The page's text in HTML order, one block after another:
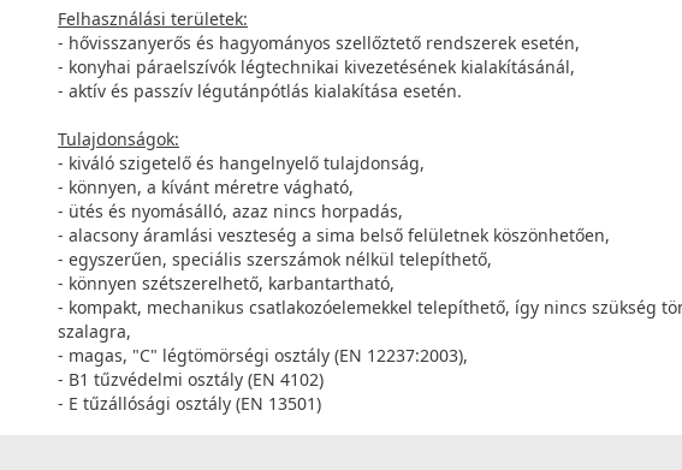
Felhasználási területek:
- hővisszanyerős és hagyományos szellőztető rendszerek esetén,
- konyhai páraelszívók légtechnikai kivezetésének kialakításánál,
- aktív és passzív légutánpótlás kialakítása esetén.
Tulajdonságok:
- kiváló szigetelő és hangelnyelő tulajdonság,
- könnyen, a kívánt méretre vágható,
- ütés és nyomásálló, azaz nincs horpadás,
- alacsony áramlási veszteség a sima belső felületnek köszönhetően,
- egyszerűen, speciális szerszámok nélkül telepíthető,
- könnyen szétszerelhető, karbantartható,
- kompakt, mechanikus csatlakozóelemekkel telepíthető, így nincs szükség
szalagra,
- magas, "C" légtömörségi osztály (EN 12237:2003),
- B1 tűzvédelmi osztály (EN 4102)
- E tűzállósági osztály (EN 13501)